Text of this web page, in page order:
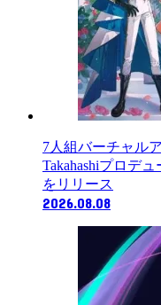
7人組バーチャル
Takahashiプロデ
をリリース
2026.08.08